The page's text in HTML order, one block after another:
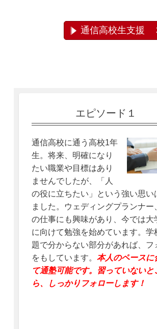
通信高校生支援
エピソード１
通信高校に通う高校1年
生。将来、明確になり
たい職業や目標はあり
ませんでしたが、「人
の役に立ちたい」という強い思い
ました。ウェディングプランナー
の仕事にも興味があり、今では大
に向けて勉強を始めています。学
題で分からない部分があれば、フ
をもしています。 本人のペースに
て通塾可能です。習っていないと
ら、しっかりフォローします！